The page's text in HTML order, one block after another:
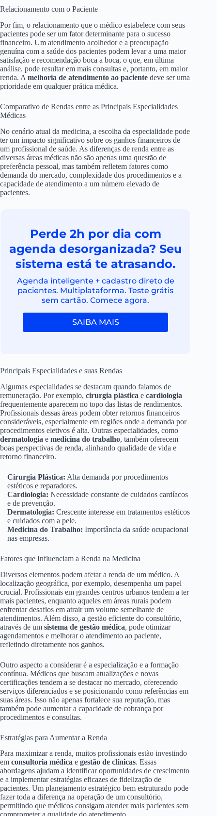
Relacionamento com o Paciente
Por fim, o relacionamento que o médico estabelece com seus
pacientes pode ser um fator determinante para o sucesso
financeiro. Um atendimento acolhedor e a preocupação
genuína com a saúde dos pacientes podem levar a uma maior
satisfação e recomendação boca a boca, o que, em última
análise, pode resultar em mais consultas e, portanto, em maior
renda. A melhoria de atendimento ao paciente deve ser uma
prioridade em qualquer prática médica.
Comparativo de Rendas entre as Principais Especialidades
Médicas
No cenário atual da medicina, a escolha da especialidade pode
ter um impacto significativo sobre os ganhos financeiros de
um profissional de saúde. As diferenças de renda entre as
diversas áreas médicas não são apenas uma questão de
preferência pessoal, mas também refletem fatores como
demanda do mercado, complexidade dos procedimentos e a
capacidade de atendimento a um número elevado de
pacientes.
Perde 2h por dia com
agenda desorganizada? Seu
sistema está te atrasando.
Agenda inteligente + cadastro direto de
pacientes. Multiplataforma. Teste grátis
sem cartão. Comece agora.
SAIBA MAIS
Principais Especialidades e suas Rendas
Algumas especialidades se destacam quando falamos de
remuneração. Por exemplo, cirurgia plástica e cardiologia
frequentemente aparecem no topo das listas de rendimentos.
Profissionais dessas áreas podem obter retornos financeiros
consideráveis, especialmente em regiões onde a demanda por
procedimentos eletivos é alta. Outras especialidades, como
dermatologia e medicina do trabalho, também oferecem
boas perspectivas de renda, alinhando qualidade de vida e
retorno financeiro.
Cirurgia Plástica: Alta demanda por procedimentos
estéticos e reparadores.
Cardiologia: Necessidade constante de cuidados cardíacos
e de prevenção.
Dermatologia: Crescente interesse em tratamentos estéticos
e cuidados com a pele.
Medicina do Trabalho: Importância da saúde ocupacional
nas empresas.
Fatores que Influenciam a Renda na Medicina
Diversos elementos podem afetar a renda de um médico. A
localização geográfica, por exemplo, desempenha um papel
crucial. Profissionais em grandes centros urbanos tendem a ter
mais pacientes, enquanto aqueles em áreas rurais podem
enfrentar desafios em atrair um volume semelhante de
atendimentos. Além disso, a gestão eficiente do consultório,
através de um sistema de gestão médica, pode otimizar
agendamentos e melhorar o atendimento ao paciente,
refletindo diretamente nos ganhos.
Outro aspecto a considerar é a especialização e a formação
contínua. Médicos que buscam atualizações e novas
certificações tendem a se destacar no mercado, oferecendo
serviços diferenciados e se posicionando como referências em
suas áreas. Isso não apenas fortalece sua reputação, mas
também pode aumentar a capacidade de cobrança por
procedimentos e consultas.
Estratégias para Aumentar a Renda
Para maximizar a renda, muitos profissionais estão investindo
em consultoria médica e gestão de clínicas. Essas
abordagens ajudam a identificar oportunidades de crescimento
e a implementar estratégias eficazes de fidelização de
pacientes. Um planejamento estratégico bem estruturado pode
fazer toda a diferença na operação de um consultório,
permitindo que médicos consigam atender mais pacientes sem